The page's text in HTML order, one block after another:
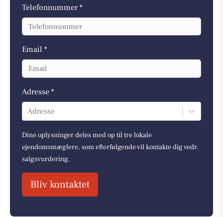
Telefonnummer *
Email *
Adresse *
Adresse
Dine oplysninger deles med op til tre lokale
ejendomsmæglere, som efterfølgende vil kontakte dig vedr.
salgsvurdering.
Bliv kontaktet